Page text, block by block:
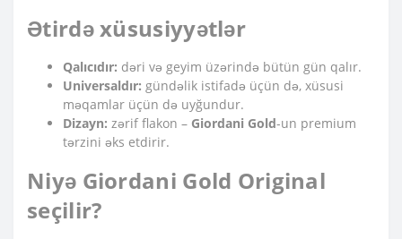
Ətirdə xüsusiyyətlər
Qalıcıdır: dəri və geyim üzərində bütün gün qalır.
Universaldır: gündəlik istifadə üçün də, xüsusi
məqamlar üçün də uyğundur.
Dizayn: zərif flakon – Giordani Gold-un premium
tərzini əks etdirir.
Niyə Giordani Gold Original
seçilir?